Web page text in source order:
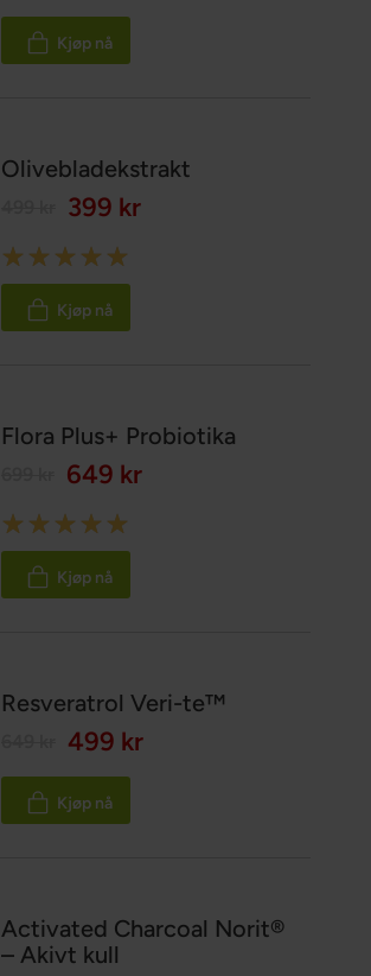
100%
Kjøp nå
Olivebladekstrakt
399 kr
Rating:
100%
Kjøp nå
Flora Plus+ Probiotika
649 kr
Rating:
100%
Kjøp nå
Resveratrol Veri-te™
499 kr
Kjøp nå
Activated Charcoal Norit®
– Akivt kull